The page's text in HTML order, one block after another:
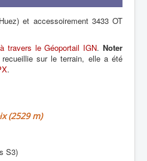
et accessoirement 3433 OT
travers le Géoportail IGN.Noter
sur le terrain, elle a été
.
(2529 m)
S3)